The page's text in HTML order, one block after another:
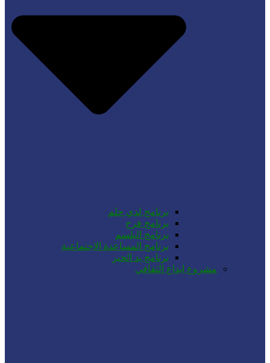
برنامج لدي حلم
برنامج فرح
برنامج البلسم
برنامج المساعدة الاجتماعية
برنامج يد الخير
مشروع ابداع الثقافي